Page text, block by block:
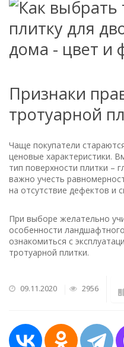
Признаки
тротуарной
Чаще покупатели
ценовые характеристики.
тип поверхности плитки –
важно учесть
на отсутствие дефектов и
При выборе желательно
особенности
ознакомиться с
тротуарной плитки.
09.11.2020 2956